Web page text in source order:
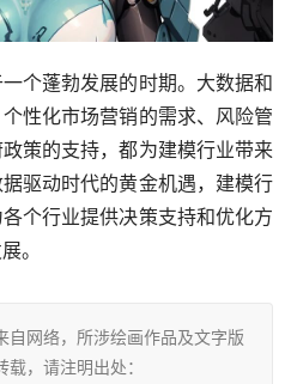
个蓬勃发展的时期。大数据和
性化市场营销的需求、风险管
策的支持，都为建模行业带来
驱动时代的黄金机遇，建模行
个行业提供决策支持和优化方
。
自网络，所涉绘画作品及文字版
，请注明出处：